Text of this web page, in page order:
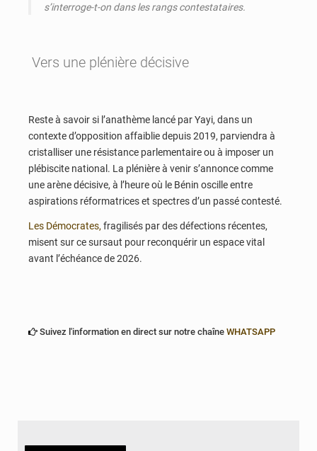
s’interroge-t-on dans les rangs contestataires.
Vers une plénière décisive
Reste à savoir si l’anathème lancé par Yayi, dans un
contexte d’opposition affaiblie depuis 2019, parviendra à
cristalliser une résistance parlementaire ou à imposer un
plébiscite national. La plénière à venir s’annonce comme
une arène décisive, à l’heure où le Bénin oscille entre
aspirations réformatrices et spectres d’un passé contesté.
Les Démocrates,fragilisés par des défections récentes,
misent sur ce sursaut pour reconquérir un espace vital
avant l’échéance de 2026.
Suivez l'information en direct sur notre chaîne WHATSAPP